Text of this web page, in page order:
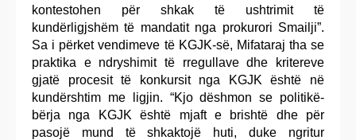
kontestohen për shkak të ushtrimit të
kundërligjshëm të mandatit nga prokurori Smailji”.
Sa i përket vendimeve të KGJK-së, Mifataraj tha se
praktika e ndryshimit të rregullave dhe kritereve
gjatë procesit të konkursit nga KGJK është në
kundërshtim me ligjin. “Kjo dëshmon se politikë-
bërja nga KGJK është mjaft e brishtë dhe për
pasojë mund të shkaktojë huti, duke ngritur